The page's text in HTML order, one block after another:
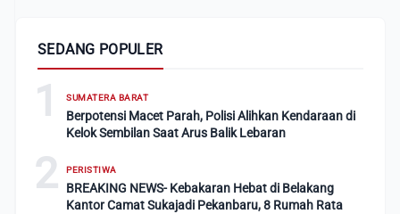
SEDANG POPULER
1 SUMATERA BARAT
Berpotensi Macet Parah, Polisi Alihkan Kendaraan di
Kelok Sembilan Saat Arus Balik Lebaran
2 PERISTIWA
BREAKING NEWS- Kebakaran Hebat di Belakang
Kantor Camat Sukajadi Pekanbaru, 8 Rumah Rata